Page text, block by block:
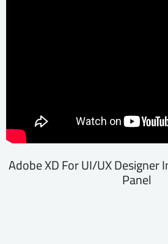
Adobe XD For UI/UX Designer
Panel